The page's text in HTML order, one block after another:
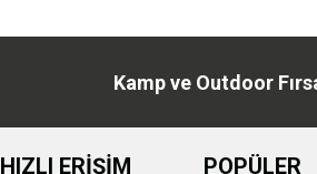
Kamp ve Outdoor
HIZLI ERİŞİM
POPÜLER